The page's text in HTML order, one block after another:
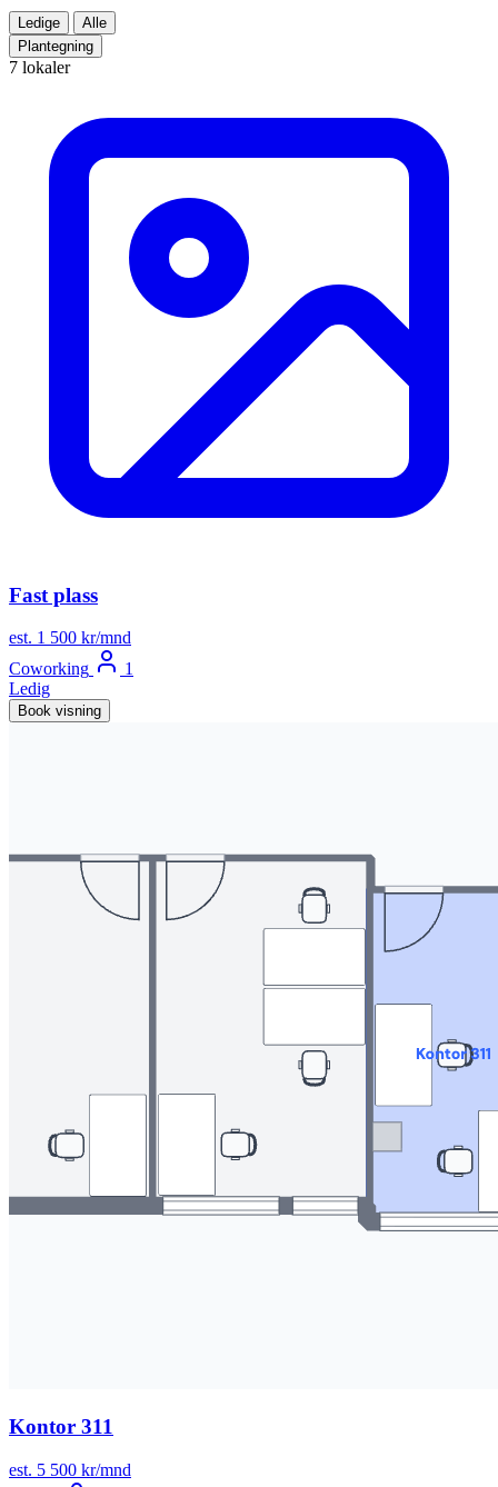
Ledige
Alle
Plantegning
7 lokaler
Fast plass
est. 1 500 kr/mnd
Coworking
1
Ledig
Book visning
Kontor 311
est. 5 500 kr/mnd